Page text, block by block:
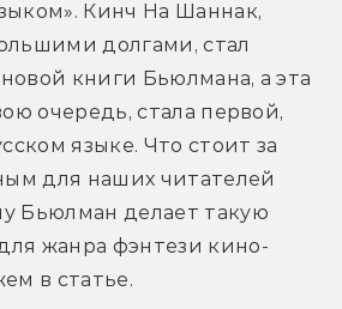
Кинч На Шаннак,
долгами, стал
книги Бьюлмана, а эта
очередь, стала первой,
языке. Что стоит за
для наших читателей
Бьюлман делает такую
жанра фэнтези кино-
в статье.